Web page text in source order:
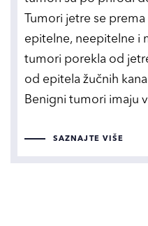
Tumori jetre se
epitelne, neepitelne i
tumori porekla od
od epitela žučnih
Benigni tumori imaju
SAZNAJTE VIŠE